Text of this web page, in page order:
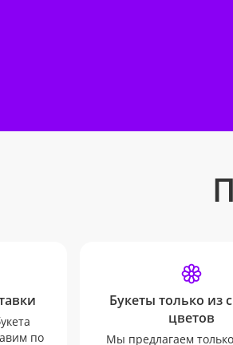
по
Букеты только из
цветов
Мы предлагаем